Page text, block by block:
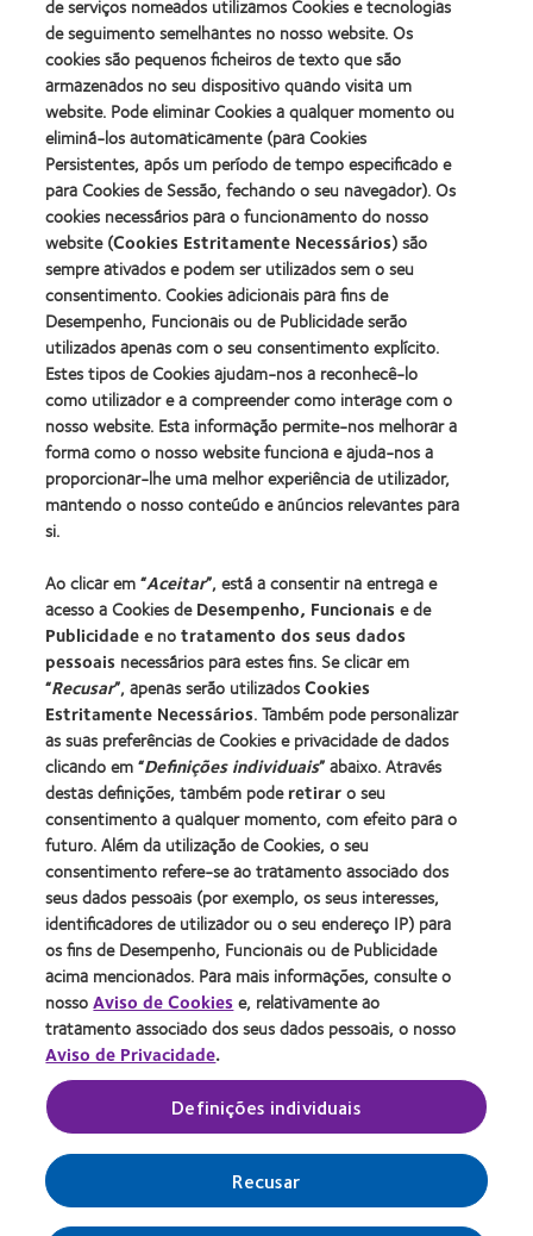
com
MyDay™
(2013)
(2013)
&
2010
Melhores
Empresas
para
Líderes
(2012)
Best
Factory
Awards
(2011)
Learn
more
about
ODMA
2011
(2011)
Learn
more
about
2012
Manufacturing
Leadership
100
(ML
100)
Award
(2012)
Learn
more
about
2012
REBRAND
100®
Global
Award
(2012)
Learn
more
about
Prémio
da
Industria
da
BCLA
Os nossos produtos
Tecnologia de lentes de contacto
Encontre as suas lentes
Procurar um centro
Lentes de contacto e a visão
Novo utilizador
Utilizador experiente
Blog
Sobre a CooperVision
Carreiras na CooperVision
Centro de Notícias
Contacte-nos
Legal
Política de privacidade
Aviso de cookies
Termos de serviço
Gerir preferências de cookies
de serviços nomeados utilizamos Cookies e tecnologias
de seguimento semelhantes no nosso website. Os
cookies são pequenos ficheiros de texto que são
armazenados no seu dispositivo quando visita um
website. Pode eliminar Cookies a qualquer momento ou
eliminá-los automaticamente (para Cookies
Persistentes, após um período de tempo especificado e
para Cookies de Sessão, fechando o seu navegador). Os
cookies necessários para o funcionamento do nosso
website (Cookies Estritamente Necessários) são
sempre ativados e podem ser utilizados sem o seu
consentimento. Cookies adicionais para fins de
Desempenho, Funcionais ou de Publicidade serão
utilizados apenas com o seu consentimento explícito.
Estes tipos de Cookies ajudam-nos a reconhecê-lo
como utilizador e a compreender como interage com o
nosso website. Esta informação permite-nos melhorar a
forma como o nosso website funciona e ajuda-nos a
proporcionar-lhe uma melhor experiência de utilizador,
mantendo o nosso conteúdo e anúncios relevantes para
si.
Ao clicar em “Aceitar”, está a consentir na entrega e
acesso a Cookies deDesempenho, Funcionaise de
Publicidadee notratamento dos seus dados
pessoais necessários para estes fins. Se clicar em
“Recusar”, apenas serão utilizadosCookies
Estritamente Necessários. Também pode personalizar
as suas preferências de Cookies e privacidade de dados
clicando em “Definições individuais” abaixo. Através
destas definições, também poderetiraro seu
consentimento a qualquer momento, com efeito para o
futuro. Além da utilização de Cookies, o seu
consentimento refere-se ao tratamento associado dos
seus dados pessoais (por exemplo, os seus interesses,
identificadores de utilizador ou o seu endereço IP) para
os fins de Desempenho, Funcionais ou de Publicidade
acima mencionados. Para mais informações, consulte o
nossoAviso de Cookiese, relativamente ao
tratamento associado dos seus dados pessoais, o nosso
Aviso de Privacidade.
Definições individuais
Recusar